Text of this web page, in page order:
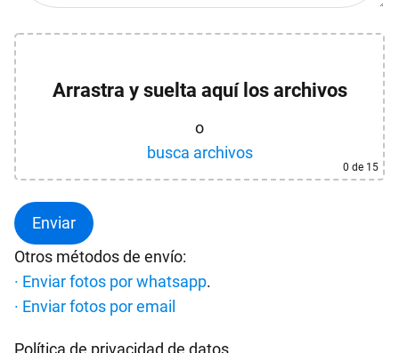
Arrastra y suelta aquí los archivos
o
busca archivos
0 de 15
Otros métodos de envío:
· Enviar fotos por whatsapp.
· Enviar fotos por email
Política de privacidad de datos